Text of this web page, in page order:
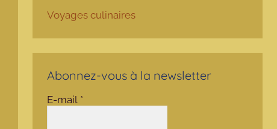
Voyages culinaires
Abonnez-vous à la newsletter
E-mail *